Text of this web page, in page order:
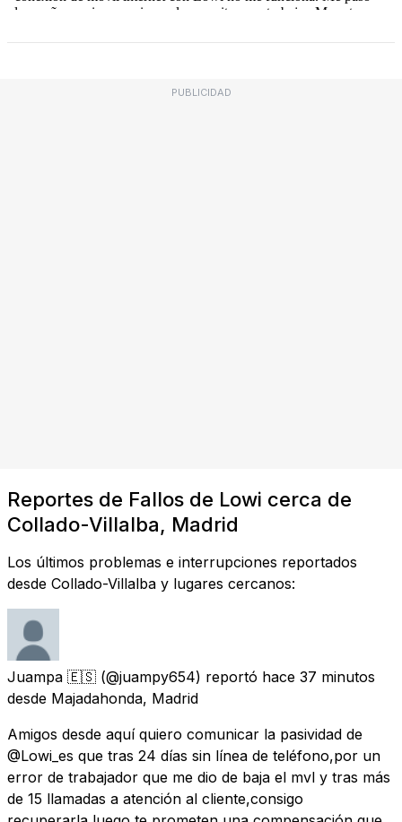
PUBLICIDAD
Reportes de Fallos de Lowi cerca de
Collado-Villalba, Madrid
Los últimos problemas e interrupciones reportados
desde Collado-Villalba y lugares cercanos:
Juampa 🇪🇸 (@juampy654) reportó hace 37 minutos
desde Majadahonda, Madrid
Amigos desde aquí quiero comunicar la pasividad de
@Lowi_es que tras 24 días sin línea de teléfono,por un
error de trabajador que me dio de baja el mvl y tras más
de 15 llamadas a atención al cliente,consigo